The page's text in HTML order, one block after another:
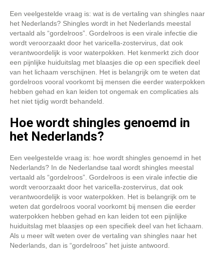
Een veelgestelde vraag is: wat is de vertaling van shingles naar
het Nederlands? Shingles wordt in het Nederlands meestal
vertaald als “gordelroos”. Gordelroos is een virale infectie die
wordt veroorzaakt door het varicella-zostervirus, dat ook
verantwoordelijk is voor waterpokken. Het kenmerkt zich door
een pijnlijke huiduitslag met blaasjes die op een specifiek deel
van het lichaam verschijnen. Het is belangrijk om te weten dat
gordelroos vooral voorkomt bij mensen die eerder waterpokken
hebben gehad en kan leiden tot ongemak en complicaties als
het niet tijdig wordt behandeld.
Hoe wordt shingles genoemd in
het Nederlands?
Een veelgestelde vraag is: hoe wordt shingles genoemd in het
Nederlands? In de Nederlandse taal wordt shingles meestal
vertaald als “gordelroos”. Gordelroos is een virale infectie die
wordt veroorzaakt door het varicella-zostervirus, dat ook
verantwoordelijk is voor waterpokken. Het is belangrijk om te
weten dat gordelroos vooral voorkomt bij mensen die eerder
waterpokken hebben gehad en kan leiden tot een pijnlijke
huiduitslag met blaasjes op een specifiek deel van het lichaam.
Als u meer wilt weten over de vertaling van shingles naar het
Nederlands, dan is “gordelroos” het juiste antwoord.